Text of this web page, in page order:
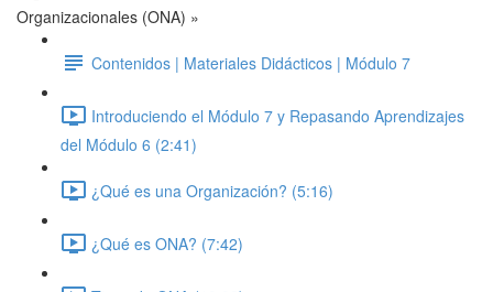
Organizacionales (ONA) »
Contenidos | Materiales Didácticos | Módulo 7
Introduciendo el Módulo 7 y Repasando Aprendizajes
del Módulo 6 (2:41)
¿Qué es una Organización? (5:16)
¿Qué es ONA? (7:42)